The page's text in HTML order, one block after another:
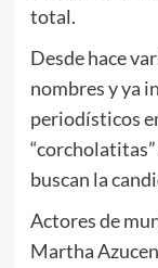
total.
Desde hace
nombres y ya
periodísticos
buscan la
Actores de
Martha